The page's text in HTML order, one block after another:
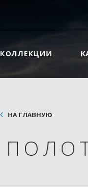
КОЛЛЕКЦИИ
НА ГЛАВНУЮ